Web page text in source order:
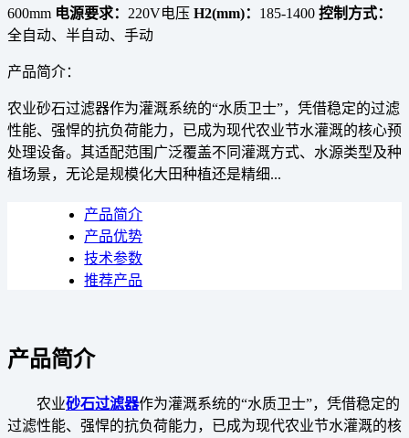
600mm 电源要求： 220V电压 H2(mm)： 185-1400 控制方式：
全自动、半自动、手动
产品简介：
农业砂石过滤器作为灌溉系统的“水质卫士”，凭借稳定的过滤
性能、强悍的抗负荷能力，已成为现代农业节水灌溉的核心预
处理设备。其适配范围广泛覆盖不同灌溉方式、水源类型及种
植场景，无论是规模化大田种植还是精细...
产品简介
产品优势
技术参数
推荐产品
产品简介
农业砂石过滤器作为灌溉系统的“水质卫士”，凭借稳定的
过滤性能、强悍的抗负荷能力，已成为现代农业节水灌溉的核